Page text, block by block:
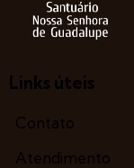
Links úteis
Contato
Atendimento